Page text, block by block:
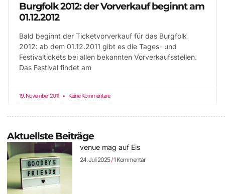
Burgfolk 2012: der Vorverkauf beginnt am
01.12.2012
Bald beginnt der Ticketvorverkauf für das Burgfolk
2012: ab dem 01.12.2011 gibt es die Tages- und
Festivaltickets bei allen bekannten Vorverkaufsstellen.
Das Festival findet am
19. November 2011 Keine Kommentare
Aktuellste Beiträge
venue mag auf Eis
24. Juli 2025 1 Kommentar